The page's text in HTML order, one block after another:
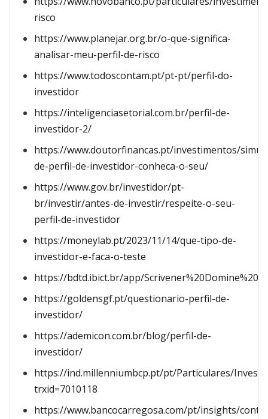
risco
https://www.planejar.org.br/o-que-significa-
analisar-meu-perfil-de-risco
https://www.todoscontam.pt/pt-pt/perfil-do-
investidor
https://inteligenciasetorial.com.br/perfil-de-
investidor-2/
https://www.doutorfinancas.pt/investimentos/
de-perfil-de-investidor-conheca-o-seu/
https://www.gov.br/investidor/pt-
br/investir/antes-de-investir/respeite-o-seu-
perfil-de-investidor
https://moneylab.pt/2023/11/14/que-tipo-de-
investidor-e-faca-o-teste
https://bdtd.ibict.br/app/
https://goldensgf.pt/questionario-perfil-de-
investidor/
https://ademicon.com.br/blog/perfil-de-
investidor/
https://ind.millenniumbcp.pt/pt/Particulares/
trxid=7010118
https://www.bancocarregosa.com/pt/insights/